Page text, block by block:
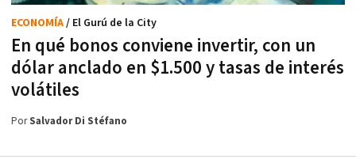
En qué bonos conviene invertir, con un
dólar anclado en $1.500 y tasas de interés
volátiles
ECONOMÍA/ El Gurú de la City
PorSalvador Di Stéfano